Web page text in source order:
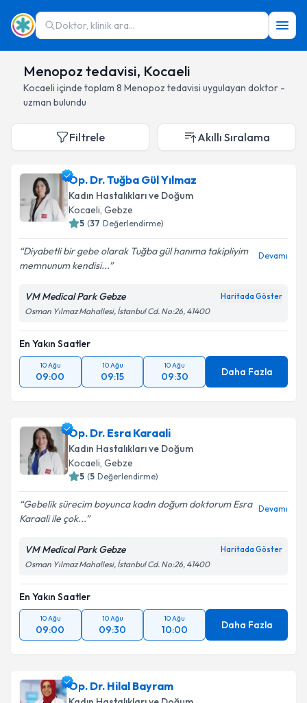
Doktor, klinik ara...
Menopoz tedavisi, Kocaeli
Kocaeli içinde toplam 8 Menopoz tedavisi uygulayan doktor -
uzman bulundu
Filtrele Akıllı Sıralama
Op. Dr. Tuğba Gül Yılmaz
Kadın Hastalıkları ve Doğum
Kocaeli, Gebze
5 (37 Değerlendirme)
Diyabetli bir gebe olarak Tuğba gül hanıma takipliyim
memnunum kendisi...
Devamı
VM Medical Park Gebze Haritada Göster
Osman Yılmaz Mahallesi, İstanbul Cd. No:26, 41400
En Yakın Saatler
10 Ağu
09:00
10 Ağu
09:15
10 Ağu
09:30 Daha Fazla
Op. Dr. Esra Karaali
Kadın Hastalıkları ve Doğum
Kocaeli, Gebze
5 (5 Değerlendirme)
Gebelik sürecim boyunca kadın doğum doktorum Esra
Karaali ile çok...
Devamı
VM Medical Park Gebze Haritada Göster
Osman Yılmaz Mahallesi, İstanbul Cd. No:26, 41400
En Yakın Saatler
10 Ağu
09:00
10 Ağu
09:30
10 Ağu
10:00 Daha Fazla
Op. Dr. Hilal Bayram